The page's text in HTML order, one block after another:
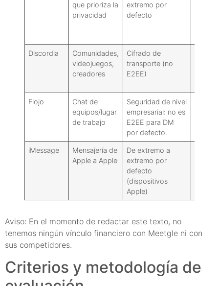
que prioriza la
privacidad
extremo por
defecto
Discordia
Comunidades,
videojuegos,
creadores
Cifrado de
transporte (no
E2EE)
Flojo
Chat de
equipos/lugar
de trabajo
Seguridad de nivel
empresarial: no es
E2EE para DM
por defecto.
iMessage
Mensajería de
Apple a Apple
De extremo a
extremo por
defecto
(dispositivos
Apple)
Aviso: En el momento de redactar este texto, no
tenemos ningún vínculo financiero con Meetgle ni con
sus competidores.
Criterios y metodología de